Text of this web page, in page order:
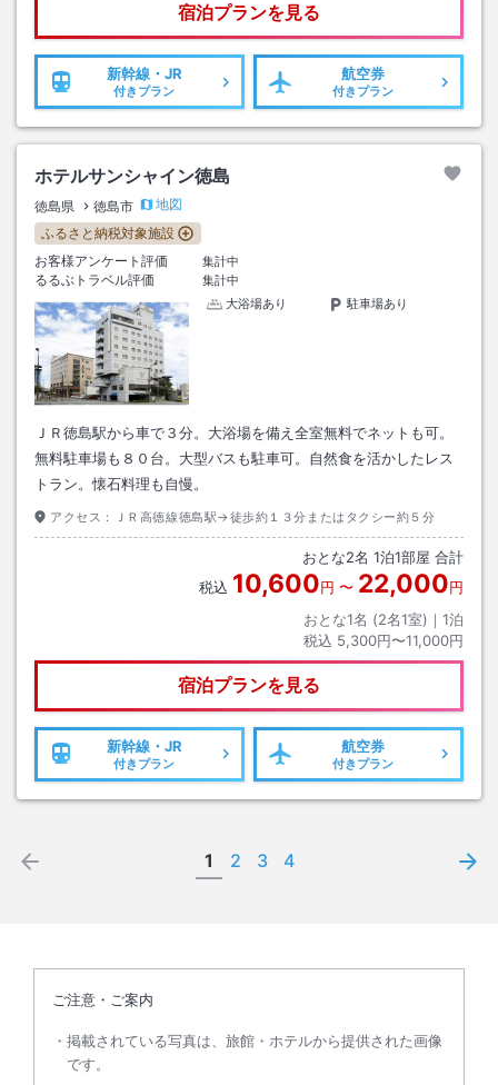
宿泊プランを見る
新幹線・JR
付きプラン
航空券
付きプラン
ホテルサンシャイン徳島
徳島県 徳島市
地図
ふるさと納税対象施設
お客様アンケート評価
集計中
るるぶトラベル評価
集計中
大浴場あり
駐車場あり
ＪＲ徳島駅から車で３分。大浴場を備え全室無料でネットも可。
無料駐車場も８０台。大型バスも駐車可。自然食を活かしたレス
トラン。懐石料理も自慢。
アクセス： ＪＲ高徳線徳島駅→徒歩約１３分またはタクシー約５分
おとな2名 1泊1部屋 合計
税込 10,600円 〜 22,000円
おとな1名 (2名1室)｜ 1泊
税込 5,300円〜11,000円
宿泊プランを見る
新幹線・JR
付きプラン
航空券
付きプラン
1 2 3 4
ご注意・ご案内
掲載されている写真は、旅館・ホテルから提供された画像
です。